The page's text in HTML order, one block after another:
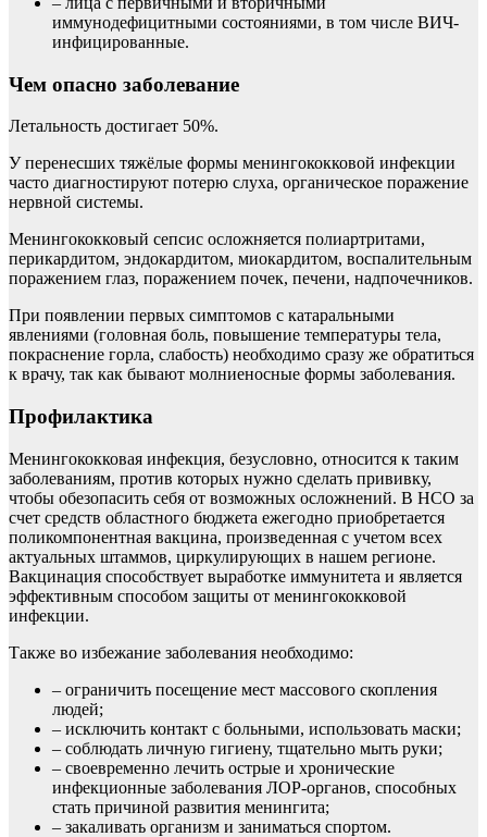
иммунодефицитными состояниями, в том числе ВИЧ-
инфицированные.
Чем опасно заболевание
Летальность достигает 50%.
У перенесших тяжёлые формы менингококковой инфекции
часто диагностируют потерю слуха, органическое поражение
нервной системы.
Менингококковый сепсис осложняется полиартритами,
перикардитом, эндокардитом, миокардитом, воспалительным
поражением глаз, поражением почек, печени, надпочечников.
При появлении первых симптомов с катаральными
явлениями (головная боль, повышение температуры тела,
покраснение горла, слабость) необходимо сразу же обратиться
к врачу, так как бывают молниеносные формы заболевания.
Профилактика
Менингококковая инфекция, безусловно, относится к таким
заболеваниям, против которых нужно сделать прививку,
чтобы обезопасить себя от возможных осложнений. В НСО за
счет средств областного бюджета ежегодно приобретается
поликомпонентная вакцина, произведенная с учетом всех
актуальных штаммов, циркулирующих в нашем регионе.
Вакцинация способствует выработке иммунитета и является
эффективным способом защиты от менингококковой
инфекции.
Также во избежание заболевания необходимо:
– ограничить посещение мест массового скопления
людей;
– исключить контакт с больными, использовать маски;
– соблюдать личную гигиену, тщательно мыть руки;
– своевременно лечить острые и хронические
инфекционные заболевания ЛОР-органов, способных
стать причиной развития менингита;
– закаливать организм и заниматься спортом.